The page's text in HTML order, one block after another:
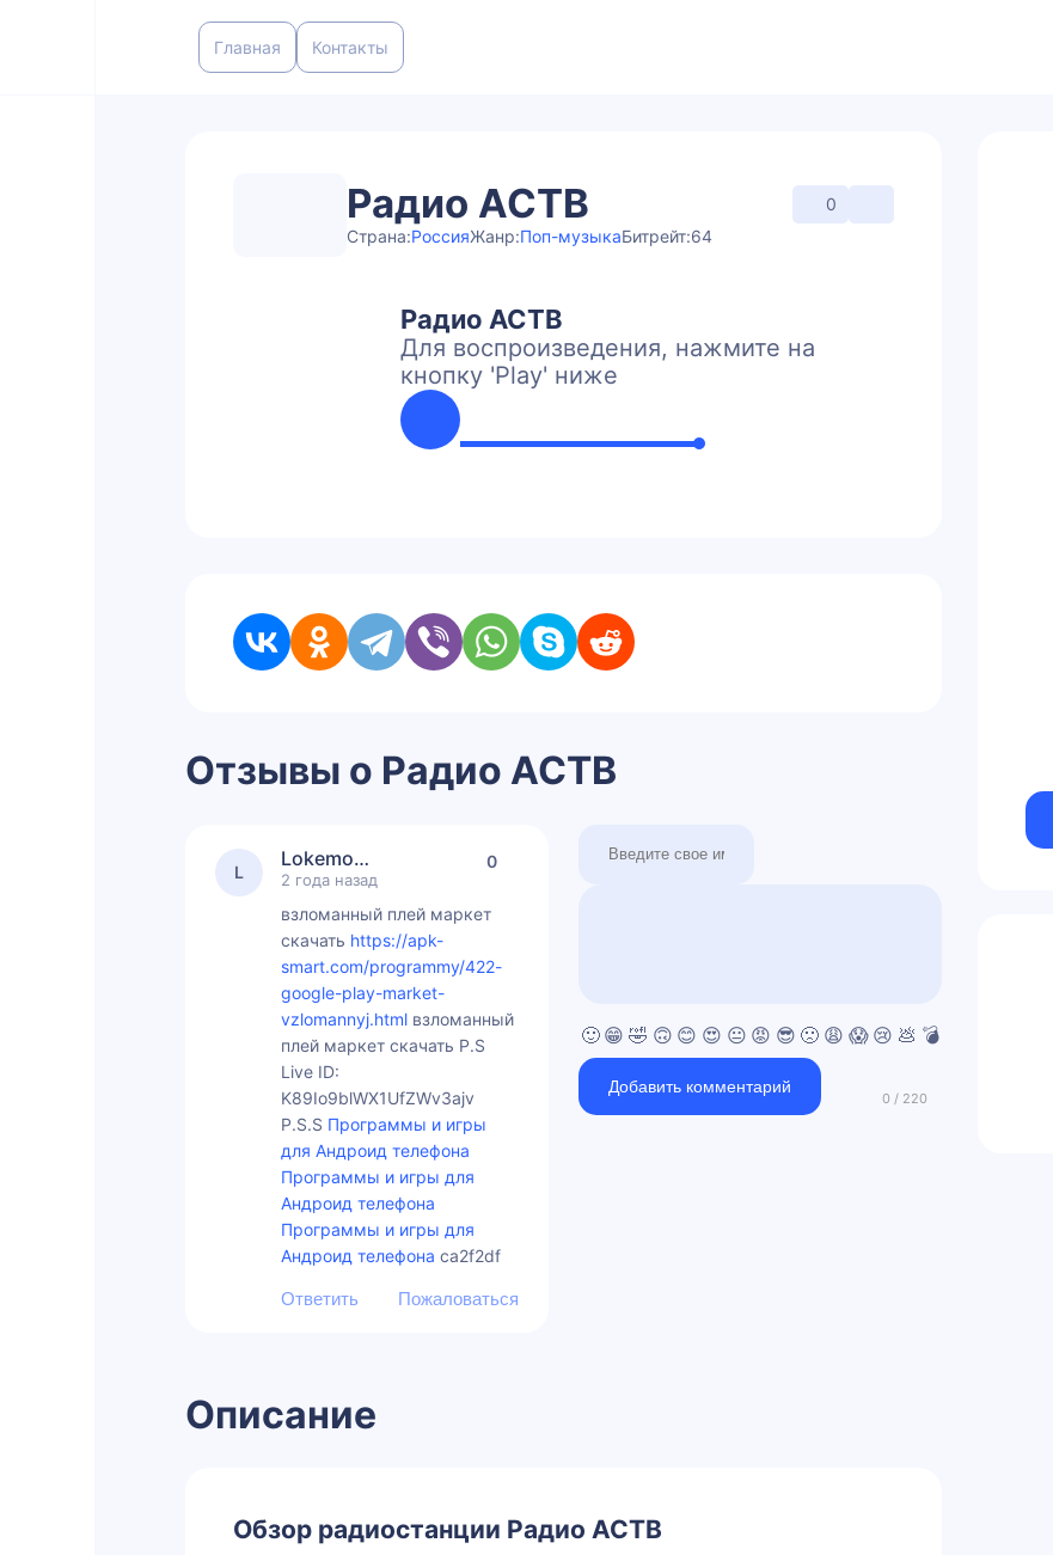
Главная Контакты
Радио АСТВ
0
Страна:РоссияЖанр:Поп-музыкаБитрейт:64
Радио АСТВ
Для воспроизведения, нажмите на
кнопку 'Play' ниже
Отзывы о Радио АСТВ
🙂 😁 🤣 🙃 😊 😍 😐 😡 😎 🙁 😩 😱 😢 💩 💣
Добавить комментарий
L
Lokemoroswersek
2 года назад
взломанный плей маркет
скачать https://apk-
smart.com/programmy/422-
google-play-market-
vzlomannyj.html взломанный
плей маркет скачать P.S
Live ID:
K89Io9blWX1UfZWv3ajv
P.S.S Программы и игры
для Андроид телефона
Программы и игры для
Андроид телефона
Программы и игры для
Андроид телефона ca2f2df
0
Описание
Обзор радиостанции Радио АСТВ